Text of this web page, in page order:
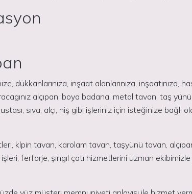
dükkanlarınıza, inşaat alanlarınıza, inşaatınıza,
alçıpan, boya badana, metal tavan, taş
sıva, alçı, niş gibi işleriniz için isteğinize bağlı
klpin tavan, karolam tavan, taşyünü tavan,
ferforje, şıngıl çatı hizmetlerini uzman